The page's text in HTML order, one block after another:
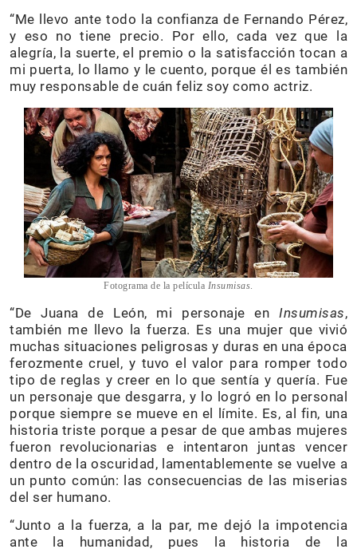
“Me llevo ante todo la confianza de Fernando Pérez,
y eso no tiene precio. Por ello, cada vez que la
alegría, la suerte, el premio o la satisfacción tocan a
mi puerta, lo llamo y le cuento, porque él es también
muy responsable de cuán feliz soy como actriz.
Fotograma de la película Insumisas
“De Juana de León, mi personaje en Insumisas,
también me llevo la fuerza. Es una mujer que vivió
muchas situaciones peligrosas y duras en una época
ferozmente cruel, y tuvo el valor para romper todo
tipo de reglas y creer en lo que sentía y quería. Fue
un personaje que desgarra, y lo logró en lo personal
porque siempre se mueve en el límite. Es, al fin, una
historia triste porque a pesar de que ambas mujeres
fueron revolucionarias e intentaron juntas vencer
dentro de la oscuridad, lamentablemente se vuelve a
un punto común: las consecuencias de las miserias
del ser humano.
“Junto a la fuerza, a la par, me dejó la impotencia
ante la humanidad, pues la historia de la